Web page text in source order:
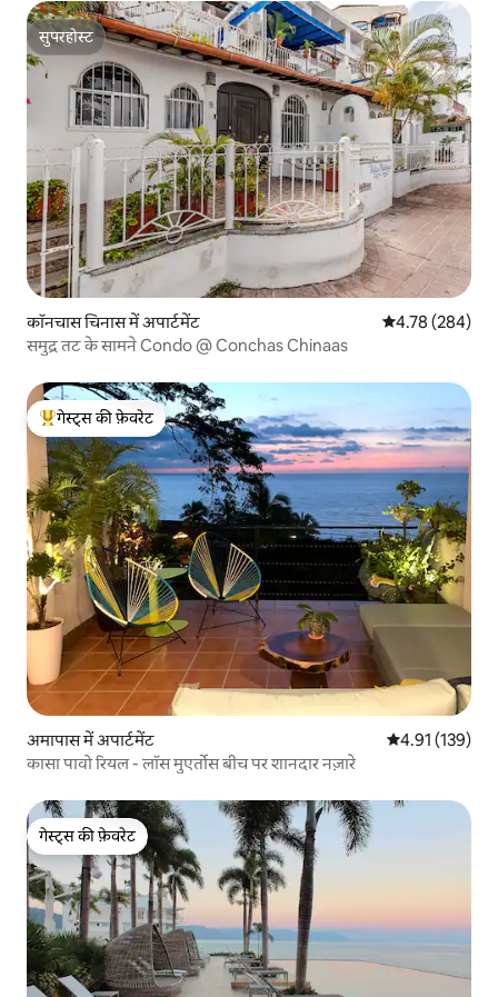
सुपरहोस्ट
सुपरहोस्ट
कॉनचास चिनास में अपार्टमेंट औसत रेटिंग 5 में से
4.78 (284)
समुद्र तट के सामने Condo @ Conchas Chinaas
गेस्ट्स का टॉप फ़ेवरेट
गेस्ट्स की फ़ेवरेट
अमापास में अपार्टमेंट औसत रेटिंग 5 में से
4.91 (139)
कासा पावो रियल - लॉस मुएर्तोस बीच पर शानदार नज़ारे
गेस्ट्स की फ़ेवरेट
गेस्ट्स की फ़ेवरेट